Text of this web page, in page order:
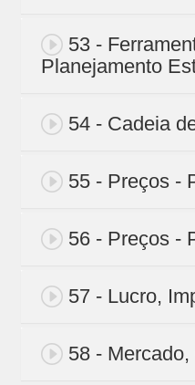
53 -
Planejamento
54 - Cadeia
55 - Preços -
56 - Preços -
57 - Lucro,
58 -